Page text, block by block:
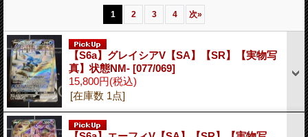
1 2 3 4 次»
【S6a】グレイシアV【SA】【SR】【実物写
真】状態NM- [077/069]
15,800円(税込)
[在庫数 1点]